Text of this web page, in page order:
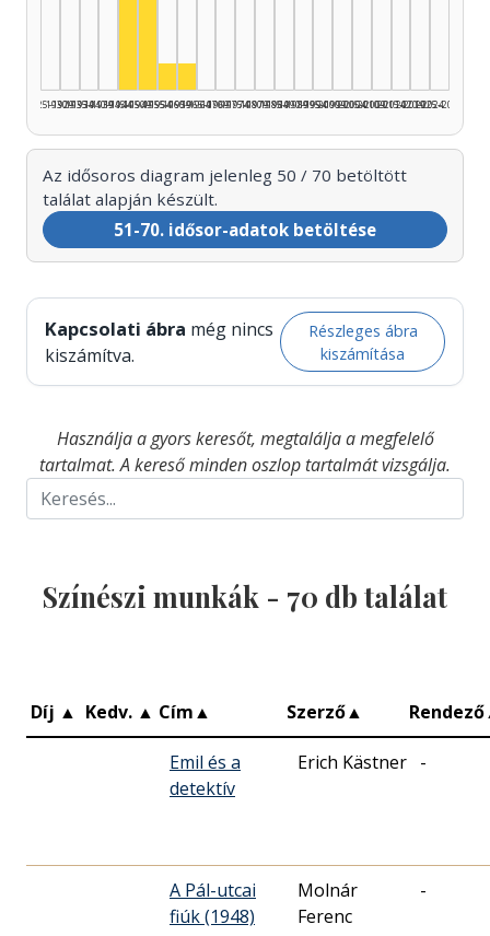
1925–1929
1930–1934
1935–1939
1940–1944
1945–1949
1950–1954
Színész, 1955–1959: 3
1955–1959
Színész, 1960–1964: 3
1960–1964
1965–1969
1970–1974
1975–1979
1980–1984
1985–1989
1990–1994
1995–1999
2000–2004
2005–2009
2010–2014
2015–2019
2020–2024
2025–2026
Az idősoros diagram jelenleg 50 / 70 betöltött
találat alapján készült.
51-70. idősor-adatok betöltése
Kapcsolati ábra még nincs
kiszámítva.
Részleges ábra
kiszámítása
Használja a gyors keresőt, megtalálja a megfelelő
tartalmat. A kereső minden oszlop tartalmát vizsgálja.
Színészi munkák - 70 db találat
Díj ▲ Kedv. ▲ Cím▲ Szerző▲ Rendező
Emil és a
detektív
Erich Kästner -
A Pál-utcai
fiúk (1948)
Molnár
Ferenc
-